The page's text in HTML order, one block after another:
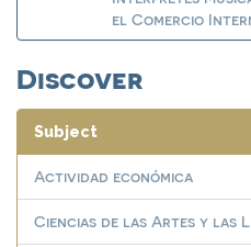
el Comercio
Discover
Subject
Actividad económica
Ciencias de las Artes y las